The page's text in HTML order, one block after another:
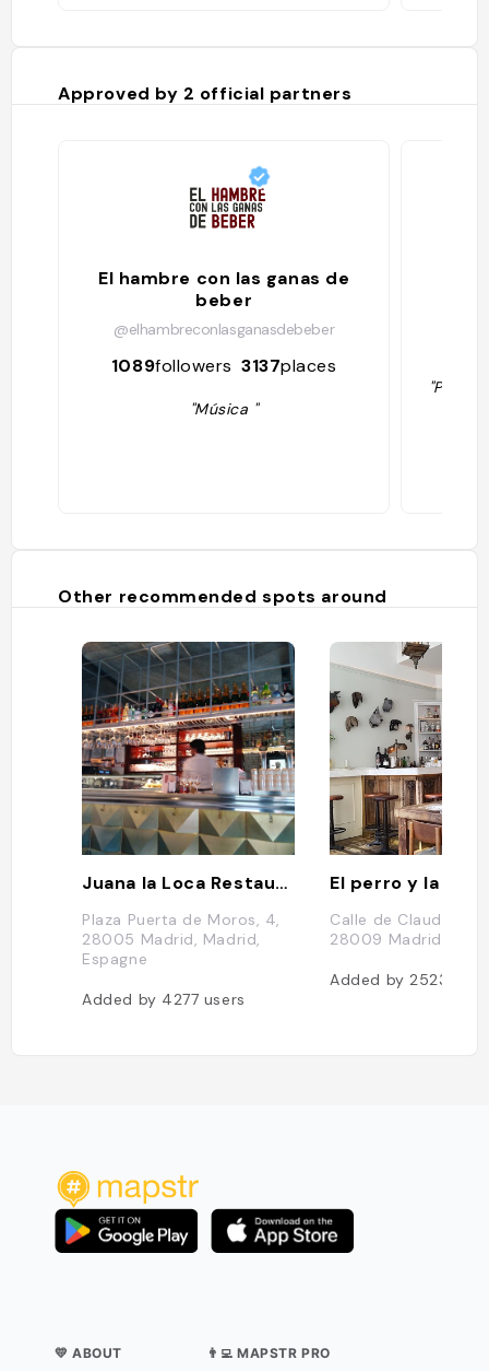
Approved by 2 official partners
El hambre con las ganas de
beber
@elhambreconlasganasdebeber
1089followers 3137places
"Música "
"Plus
Other recommended spots around
Juana la Loca Restaurant
Plaza Puerta de Moros, 4,
28005 Madrid, Madrid,
Espagne
Added by 4277 users
El perro y la
Calle de Claudio
28009 Madrid,
Added by2523
💛 ABOUT 👨‍💻 MAPSTR PRO